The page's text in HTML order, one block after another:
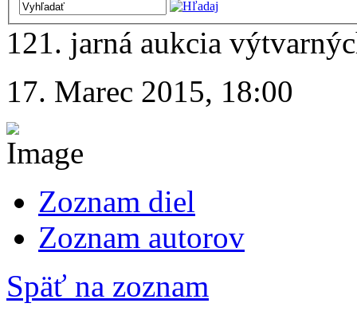
121. jarná aukcia
17. Marec 2015, 18:00
Zoznam diel
Zoznam autorov
Späť na zoznam